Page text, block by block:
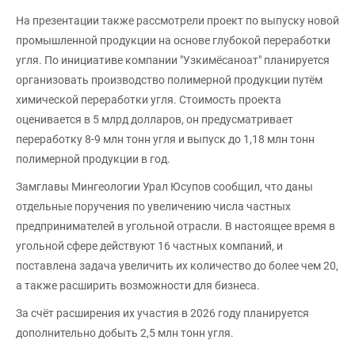
На презентации также рассмотрели проект по выпуску новой
промышленной продукции на основе глубокой переработки
угля. По инициативе компании "Узкимёсаноат" планируется
организовать производство полимерной продукции путём
химической переработки угля. Стоимость проекта
оценивается в 5 млрд долларов, он предусматривает
переработку 8-9 млн тонн угля и выпуск до 1,18 млн тонн
полимерной продукции в год.
Замглавы Мингеологии Урал Юсупов сообщил, что даны
отдельные поручения по увеличению числа частных
предпринимателей в угольной отрасли. В настоящее время в
угольной сфере действуют 16 частных компаний, и
поставлена задача увеличить их количество до более чем 20,
а также расширить возможности для бизнеса.
За счёт расширения их участия в 2026 году планируется
дополнительно добыть 2,5 млн тонн угля.